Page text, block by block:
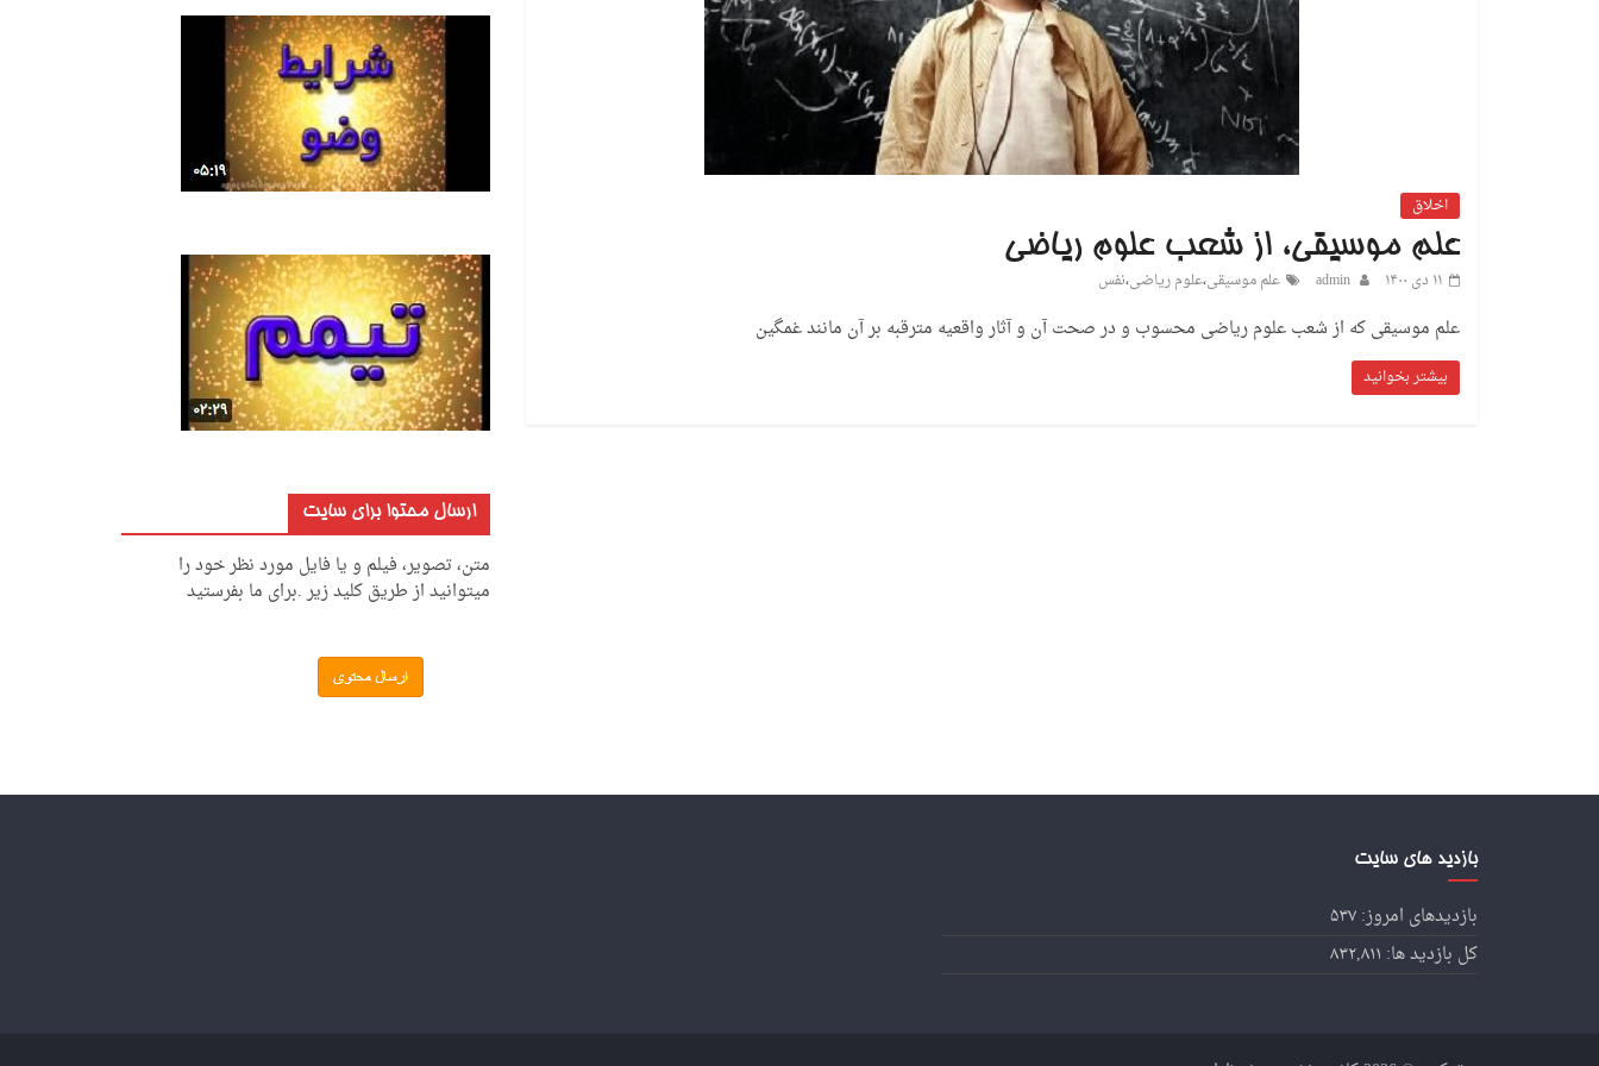
اخلاق
علم موسیقی، از شعب علوم ریاضی
۱۱ دی ۱۴۰۰ admin علم موسیقی،علوم ریاضی،نفس
علم موسیقی که از شعب علوم ریاضی محسوب و در صحت آن و آثار واقعیه مترقبه بر آن مانند غمگین
بیشتر بخوانید
ارسال محتوا برای سایت
متن، تصویر، فیلم و یا فایل مورد نظر خود را
میتوانید از طریق کلید زیر .برای ما بفرستید
بازدید های سایت
بازدیدهای امروز:۵۳۷
کل بازدید ها: ۸۳۲,۸۱۱